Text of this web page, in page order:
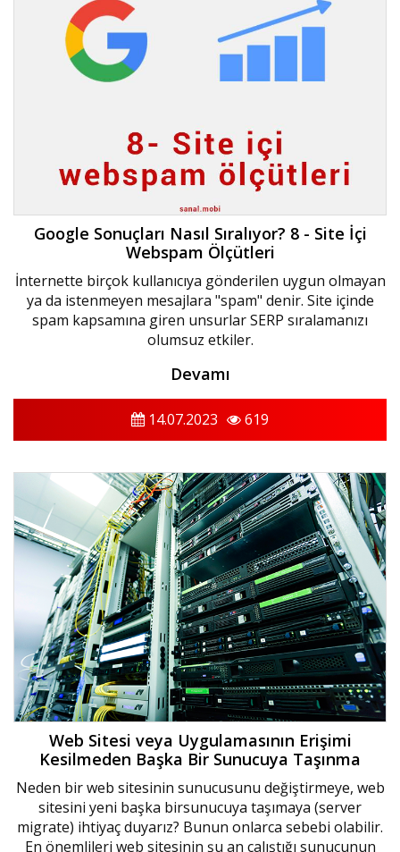
Google Sonuçları Nasıl Sıralıyor? 8 - Site İçi
Webspam Ölçütleri
İnternette birçok kullanıcıya gönderilen uygun olmayan
ya da istenmeyen mesajlara "spam" denir. Site içinde
spam kapsamına giren unsurlar SERP sıralamanızı
olumsuz etkiler.
Devamı
14.07.2023 619
Web Sitesi veya Uygulamasının Erişimi
Kesilmeden Başka Bir Sunucuya Taşınma
Neden bir web sitesinin sunucusunu değiştirmeye, web
sitesini yeni başka birsunucuya taşımaya (server
migrate) ihtiyaç duyarız? Bunun onlarca sebebi olabilir.
En önemlileri web sitesinin şu an çalıştığı sunucunun